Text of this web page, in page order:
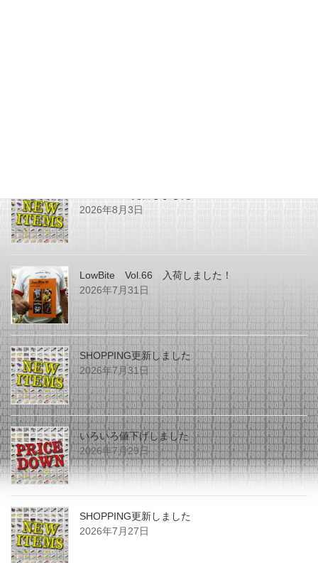
2026年8月3日
LowBite Vol.66 入荷しました！
2026年7月31日
SHOPPING更新しました
2026年7月31日
いろいろ値下げしました
2026年7月29日
SHOPPING更新しました
2026年7月27日